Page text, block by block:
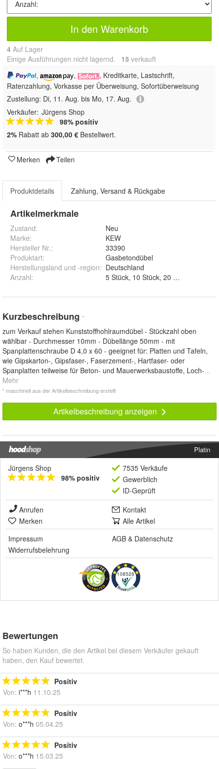
In den Warenkorb
4 Auf Lager
Einige Ausführungen nicht lagernd. 15 verkauft
,
,
, Kreditkarte, Lastschrift,
Ratenzahlung, Vorkasse per Überweisung, Sofortüberweisung
Zustellung: Di, 11. Aug. bis Mo, 17. Aug.
Verkäufer: Jürgens Shop
98% positiv
2% Rabatt ab 300,00 € Bestellwert.
Merken Teilen
Produktdetails Zahlung, Versand & Rückgabe
Artikelmerkmale
Zustand:
Neu
Marke:
KEW
Hersteller Nr.:
33390
Produktart:
Gasbetondübel
Herstellungsland und -region: Deutschland
Anzahl:
Kurzbeschreibung *
zum Verkauf stehen Kunststoffhohlraumdübel - Stückzahl oben
wählbar - Durchmesser 10mm - Dübellänge 50mm - mit
Spanplattenschraube D 4,0 x 60 - geeignet für: Platten und Tafeln,
wie Gipskarton-, Gipsfaser-, Faserzement-, Hartfaser- oder
Spanplatten teilweise für Beton- und Mauerwerksbaustoffe, Loch-...
Mehr
* maschinell aus der Artikelbeschreibung erstellt
Artikelbeschreibung anzeigen
Platin
Jürgens Shop
98% positiv
7535 Verkäufe
Gewerblich
ID-Geprüft
Anrufen
Kontakt
Merken
Alle Artikel
Impressum
AGB & Datenschutz
Widerrufsbelehrung
108526
Bewertungen
So haben Kunden, die den Artikel bei diesem Verkäufer gekauft
haben, den Kauf bewertet.
Positiv
Von: i***h 11.10.25
Positiv
Von: o***h 05.04.25
Positiv
Von: o***h 15.03.25